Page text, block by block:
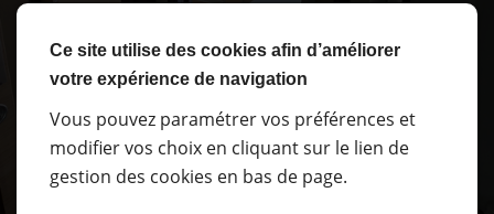
Ce site utilise des cookies afin d’améliorer
votre expérience de navigation
Vous pouvez paramétrer vos préférences et
modifier vos choix en cliquant sur le lien de
gestion des cookies en bas de page.